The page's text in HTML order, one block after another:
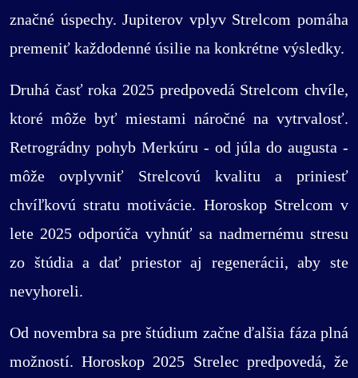
značné úspechy. Jupiterov vplyv Strelcom pomáha
premeniť každodenné úsilie na konkrétne výsledky.
Druhá časť roka 2025 predpovedá Strelcom chvíle,
ktoré môže byť miestami náročné na vytrvalosť.
Retrográdny pohyb Merkúru - od júla do augusta -
môže ovplyvniť Strelcovú kvalitu a priniesť
chvíľkovú stratu motivácie. Horoskop Strelcom v
lete 2025 odporúča vyhnúť sa nadmernému stresu
zo štúdia a dať priestor aj regenerácii, aby ste
nevyhoreli.
Od novembra sa pre štúdium začne ďalšia fáza plná
možností. Horoskop 2025 Strelec predpovedá, že